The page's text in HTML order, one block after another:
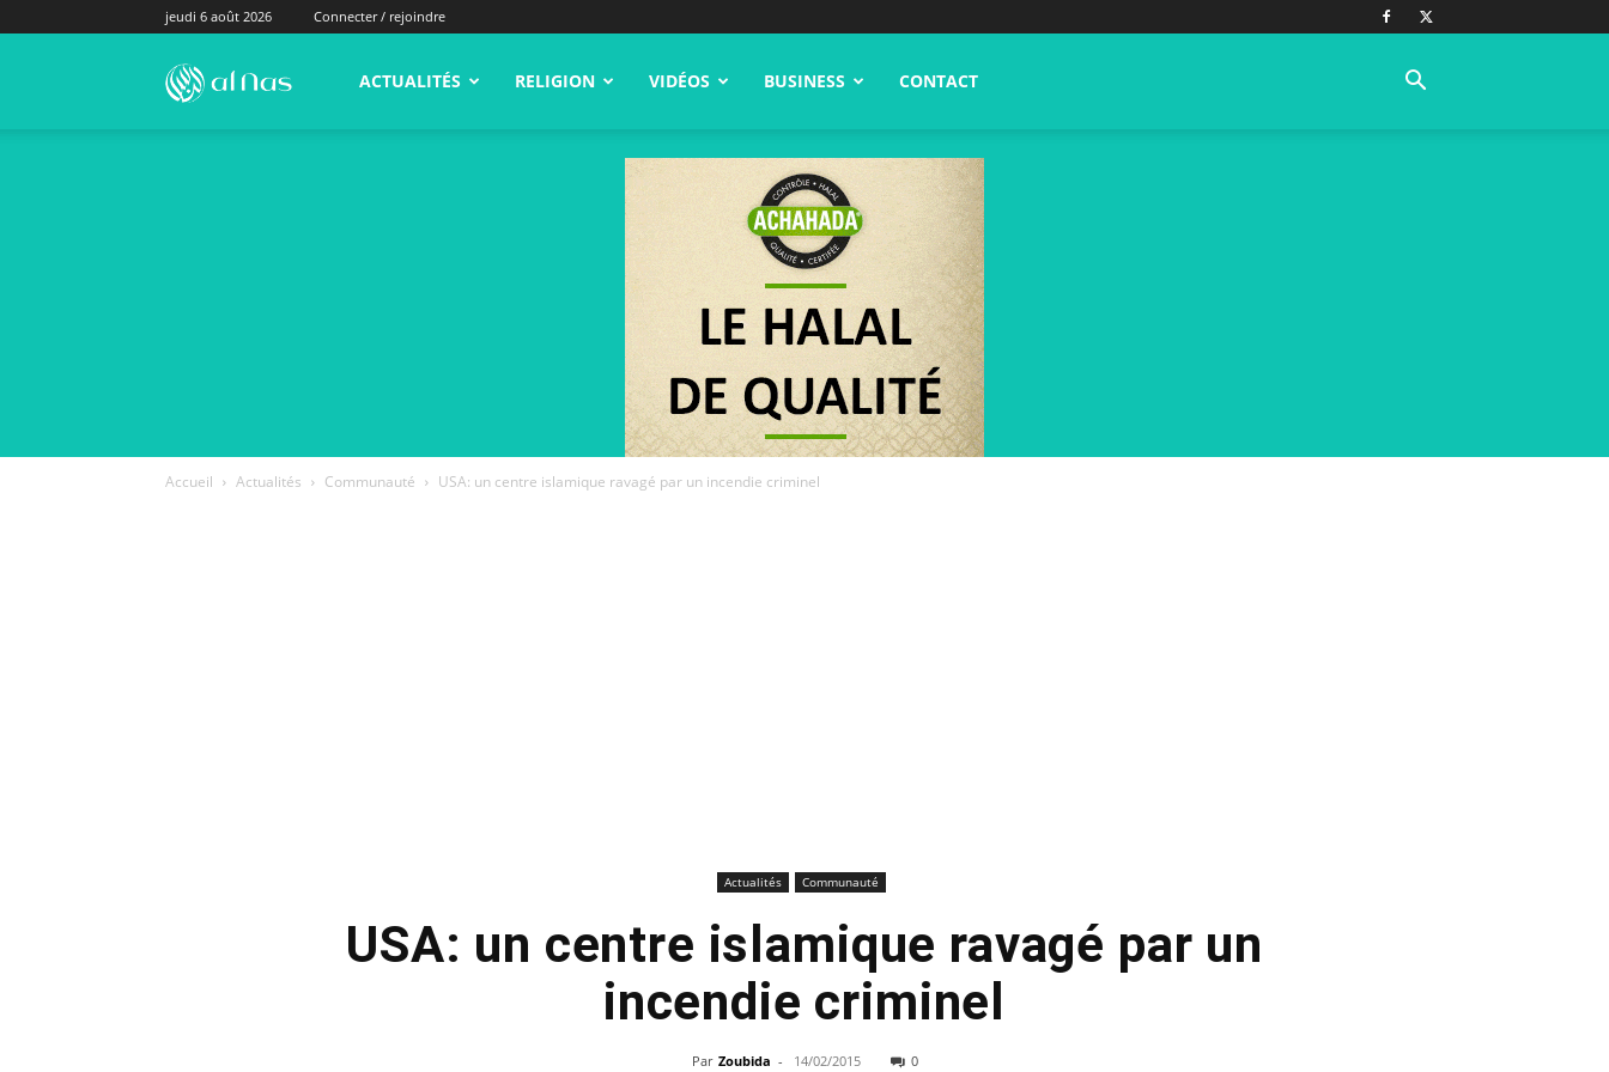
jeudi 6 août 2026 Connecter / rejoindre
alNas.fr ACTUALITÉS RELIGION VIDÉOS BUSINESS CONTACT
Accueil Actualités Communauté USA: un centre islamique ravagé par un incendie criminel
Actualités Communauté
USA: un centre islamique ravagé par un
incendie criminel
Par Zoubida - 14/02/2015 0